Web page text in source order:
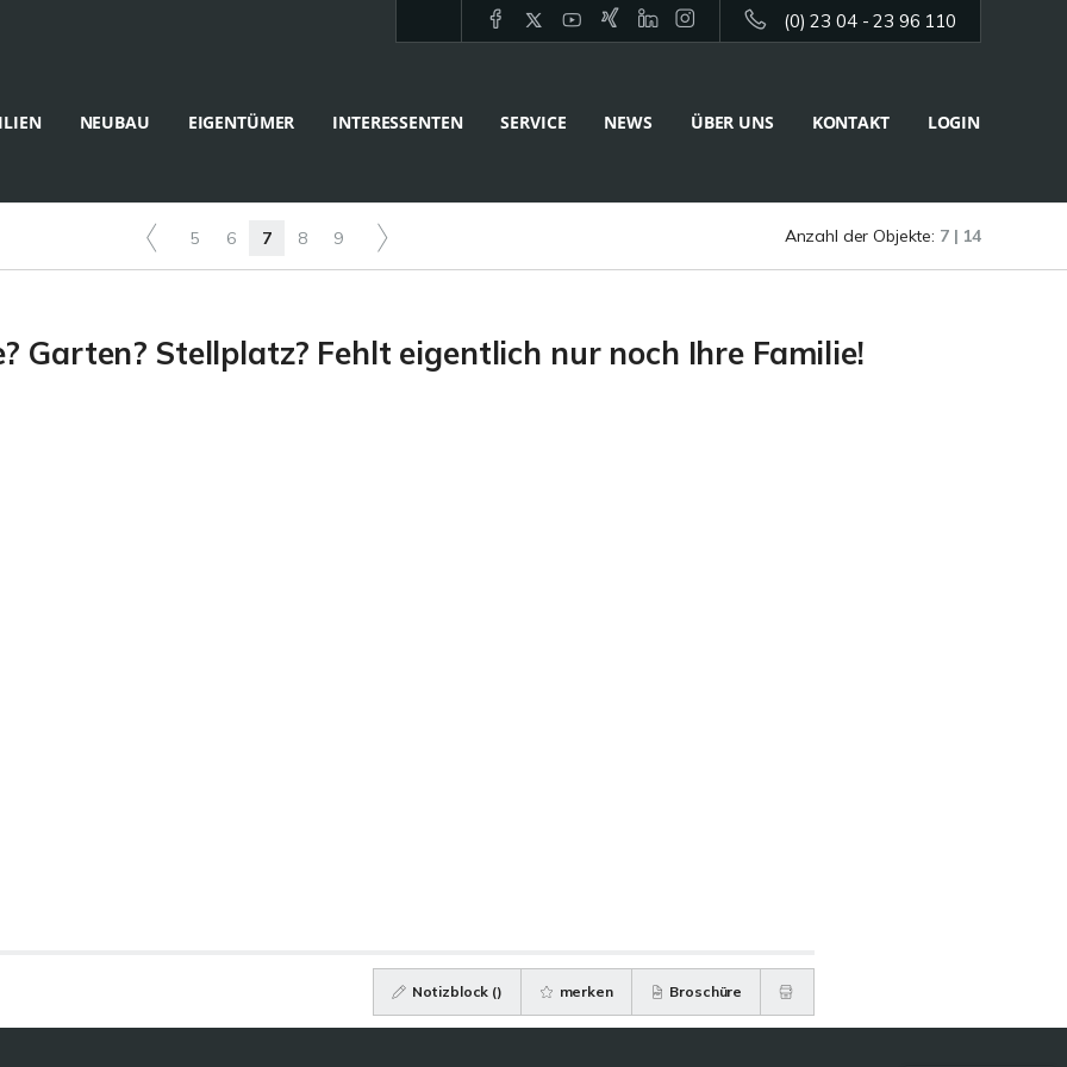
(0) 23 04 - 23 96 110
NEUBAU EIGENTÜMER INTERESSENTEN SERVICE NEWS ÜBER UNS KONTAKT LOGIN
5 6 7 8 9 Anzahl der Objekte: 7 | 14
Garten? Stellplatz? Fehlt eigentlich nur noch Ihre Familie!
Notizblock () merken Broschüre